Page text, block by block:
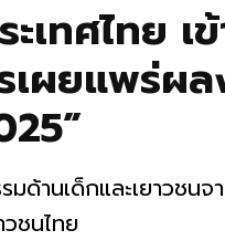
ทศไทย เ
เผยแพร่ผ
ด้านเด็กและเยาวชนจ
ชนไทย